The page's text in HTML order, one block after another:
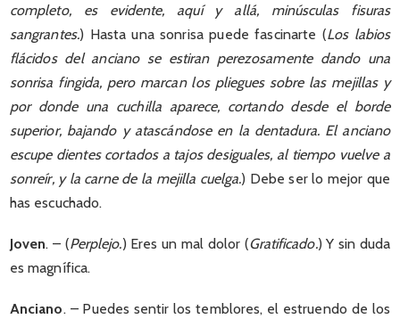
completo, es evidente, aquí y allá, minúsculas fisuras
sangrantes.) Hasta una sonrisa puede fascinarte (Los labios
flácidos del anciano se estiran perezosamente dando una
sonrisa fingida, pero marcan los pliegues sobre las mejillas y
por donde una cuchilla aparece, cortando desde el borde
superior, bajando y atascándose en la dentadura. El anciano
escupe dientes cortados a tajos desiguales, al tiempo vuelve a
sonreír, y la carne de la mejilla cuelga.) Debe ser lo mejor que
has escuchado.
Joven. – (Perplejo.) Eres un mal dolor (Gratificado.) Y sin duda
es magnífica.
Anciano. – Puedes sentir los temblores, el estruendo de los